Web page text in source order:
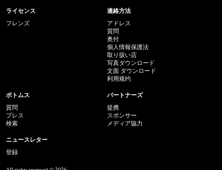
ライセンス
フレンズ
連絡方法
アドレス
質問
奥付
個人情報保護法
取り扱い店
写真ダウンロード
文面 ダウンロード
利用规约
ボトムス
質問
プレス
検索
パートナーズ
提携
スポンサー
メディア協力
ニュースレター
登録